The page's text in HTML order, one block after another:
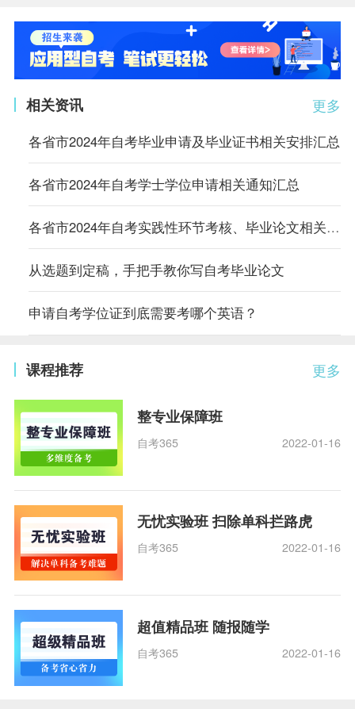
更多
相关资讯
各省市2024年自考毕业申请及毕业证书相关安排汇总
各省市2024年自考学士学位申请相关通知汇总
各省市2024年自考实践性环节考核、毕业论文相关通知汇总
从选题到定稿，手把手教你写自考毕业论文
申请自考学位证到底需要考哪个英语？
更多
课程推荐
整专业保障班
自考365 2022-01-16
无忧实验班 扫除单科拦路虎
自考365 2022-01-16
超值精品班 随报随学
自考365 2022-01-16